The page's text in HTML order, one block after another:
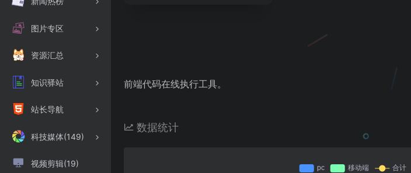
图片专区
资源汇总
知识驿站
站长导航
科技媒体(149)
视频剪辑(19)
前端代码在线执行工具。
数据统计